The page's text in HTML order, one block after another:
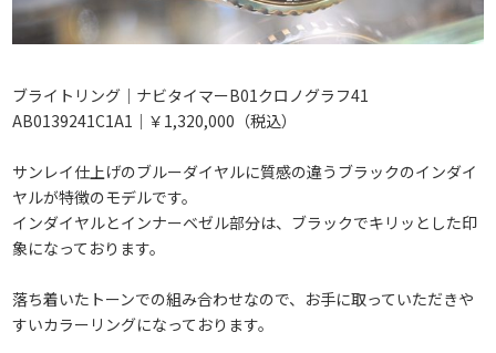
ブライトリング｜ナビタイマーB01クロノグラフ41
AB0139241C1A1｜￥1,320,000（税込）
サンレイ仕上げのブルーダイヤルに質感の違うブラックのインダイ
ヤルが特徴のモデルです。
インダイヤルとインナーベゼル部分は、ブラックでキリッとした印
象になっております。
落ち着いたトーンでの組み合わせなので、お手に取っていただきや
すいカラーリングになっております。